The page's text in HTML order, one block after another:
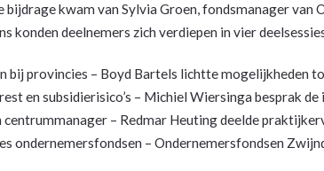
bijdrage kwam van Sylvia Groen, fondsmanager
konden deelnemers zich verdiepen in vier
bij provincies – Boyd Bartels lichtte mogelijkheden
en subsidierisico’s – Michiel Wiersinga besprak
centrummanager – Redmar Heuting deelde
ondernemersfondsen – Ondernemersfondsen